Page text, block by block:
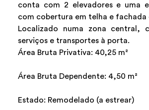
conta com 2 elevadores e uma
com cobertura em telha e fachada
Localizado numa zona central,
serviços e transportes à porta.
Área Bruta Privativa: 40,25 m²
Área Bruta Dependente: 4,50 m²
Estado: Remodelado (a estrear)